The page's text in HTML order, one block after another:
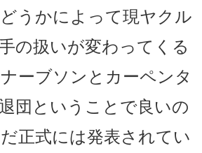
うかによって現ヤクル
の扱いが変わってくる
ーブソンとカーペンタ
団ということで良いの
正式には発表されてい